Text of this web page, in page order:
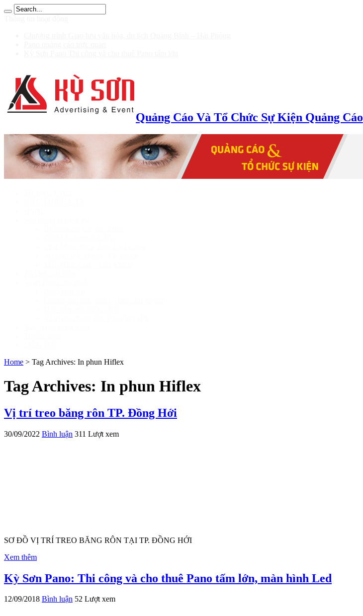
รับ 200
Quảng Cáo Và Tổ Chức Sự Kiện Quảng Cáo
Home > Tag Archives: In phun Hiflex
Tag Archives: In phun Hiflex
Vị trí treo băng rôn TP. Đồng Hới
30/09/2022 Bình luận 311 Lượt xem
SƠ ĐỒ VỊ TRÍ TREO BĂNG RÔN TẠI TP. ĐỒNG HỚI
Xem thêm
Kỳ Sơn Pano: Thi công và cho thuê Pano tấm lớn, màn hình Led
12/09/2018 Bình luận 52 Lượt xem